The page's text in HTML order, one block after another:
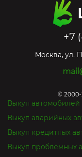
+7
Москва, ул.
©
Выкуп автомобилей
Выкуп аварийных
Выкуп кредитных
Выкуп проблемных